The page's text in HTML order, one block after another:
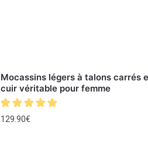
Mocassins légers à talons carrés
cuir véritable pour femme
129.90€